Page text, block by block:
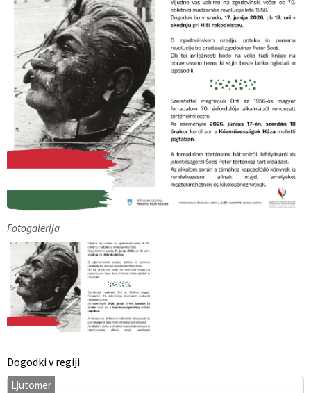
Fotogalerija
Dogodki v regiji
Ljutomer